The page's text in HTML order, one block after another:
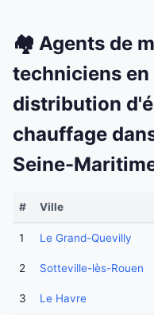
🏘️ Agents de
techniciens
distribution
chauffage
Seine-
# Ville
1 Le Grand-Quevilly
2 Sotteville-lès-Rouen
3 Le Havre